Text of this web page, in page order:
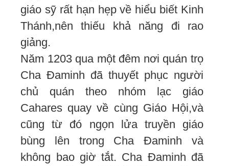
giáo sỹ rất hạn hẹp về hiểu biết Kinh
Thánh,nên thiếu khả năng đi rao
giảng.
Năm 1203 qua một đêm nơi quán trọ
Cha Đaminh đã thuyết phục người
chủ quán theo nhóm lạc giáo
Cahares quay về cùng Giáo Hội,và
cũng từ đó ngọn lửa truyền giáo
bùng lên trong Cha Đaminh và
không bao giờ tắt. Cha Đaminh đã